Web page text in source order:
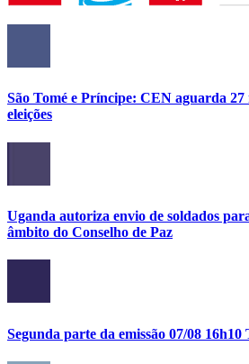
São Tomé e Príncipe: CEN aguarda
eleições
Uganda autoriza envio de soldados
âmbito do Conselho de Paz
Segunda parte da emissão 07/08 16h10